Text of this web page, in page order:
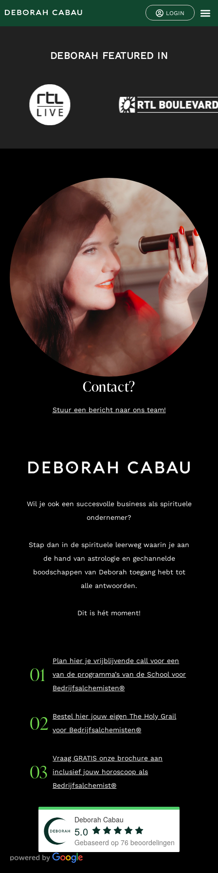
LOGIN
DEBORAH FEATURED IN
Contact?
Stuur een bericht naar ons team!
Wil je ook een succesvolle business als spirituele
ondernemer?
Stap dan in de spirituele leerweg waarin je aan
de hand van astrologie en gechannelde
boodschappen van Deborah toegang hebt tot
alle antwoorden.
Dit is hét moment!
Plan hier je vrijblijvende call voor een
van de programma’s van de School voor
Bedrijfsalchemisten®
Bestel hier jouw eigen The Holy Grail
voor Bedrijfsalchemisten®
Vraag GRATIS onze brochure aan
inclusief jouw horoscoop als
Bedrijfsalchemist®
Deborah Cabau
5.0
Gebaseerd op 76 beoordelingen